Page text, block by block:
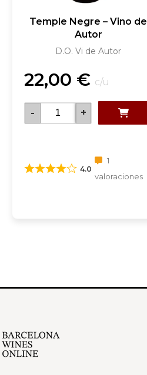
Temple Negre – Vino de
Autor
D.O. Vi de Autor
22,00 € c/u
- +
4.0
1
valoraciones